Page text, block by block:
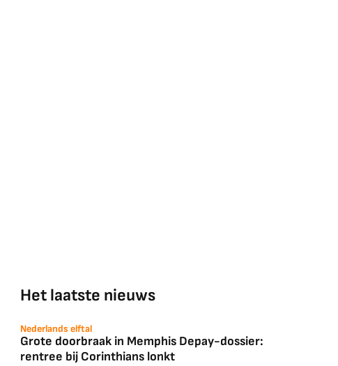
Het laatste nieuws
Nederlands elftal
Grote doorbraak in Memphis Depay-dossier:
rentree bij Corinthians lonkt